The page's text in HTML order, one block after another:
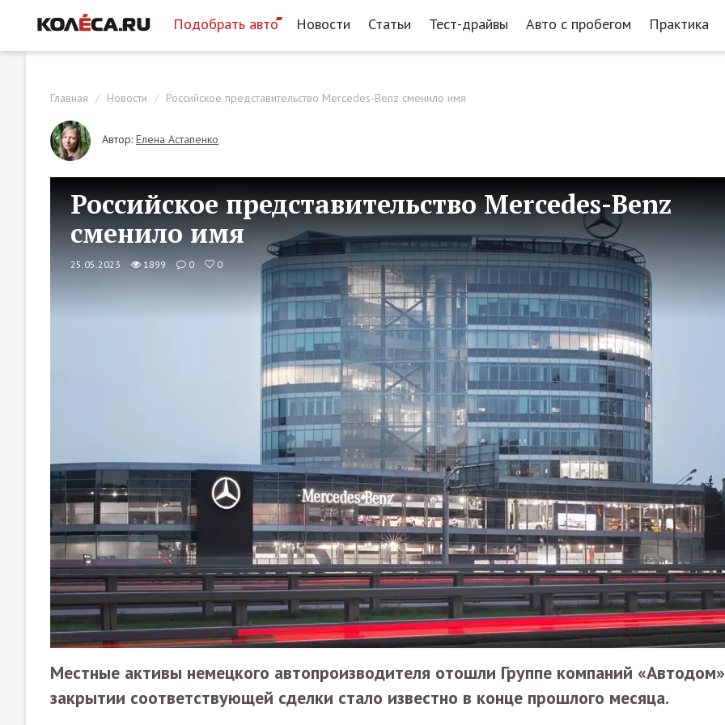
Подобрать авто Новости Статьи Тест-драйвы Авто с пробегом Практика
Главная Новости Российское представительство Mercedes-Benz сменило имя
Автор: Елена Астапенко
Российское представительство Mercedes-Benz
сменило имя
25.05.2023 1899 0 0
Местные активы немецкого автопроизводителя отошли Группе компаний
закрытии соответствующей сделки стало известно в конце прошлого месяца.